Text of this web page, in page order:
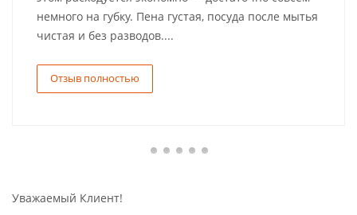
немного на губку. Пена густая, посуда после мытья
чистая и без разводов....
Отзыв полностью
Уважаемый Клиент!